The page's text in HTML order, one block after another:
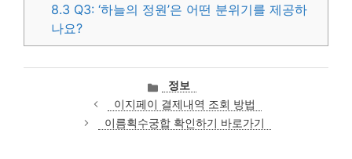
8.3 Q3: ‘하늘의 정원’은 어떤 분위기를 제공하
나요?
카
테
고
리
정보
이지페이 결제내역 조회 방법
이름획수궁합 확인하기 바로가기